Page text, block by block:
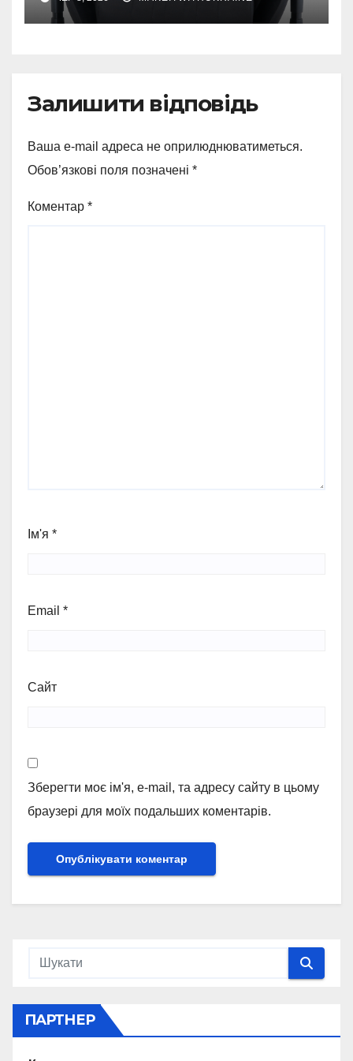
Залишити відповідь
Ваша e-mail адреса не оприлюднюватиметься.
Обов’язкові поля позначені *
Коментар *
Ім'я *
Email *
Сайт
Зберегти моє ім'я, e-mail, та адресу сайту в цьому
браузері для моїх подальших коментарів.
ПАРТНЕР